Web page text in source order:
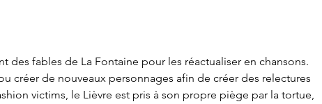
des fables de La Fontaine pour les réactualiser en chansons.
créer de nouveaux personnages afin de créer des relectures
victims, le Lièvre est pris à son propre piège par la tortue,